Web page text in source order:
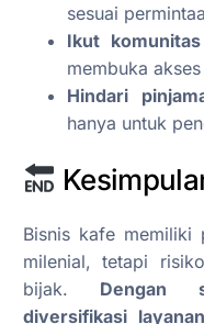
sesuai
Ikut
membuka
Hindari
hanya untuk
Bisnis kafe memiliki
milenial, tetapi
bijak. Dengan
diversifikasi